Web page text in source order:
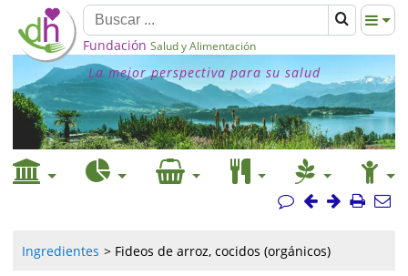
Fundación Salud y Alimentación
La mejor perspectiva para su salud
Ingredientes Fideos de arroz, cocidos (orgánicos)